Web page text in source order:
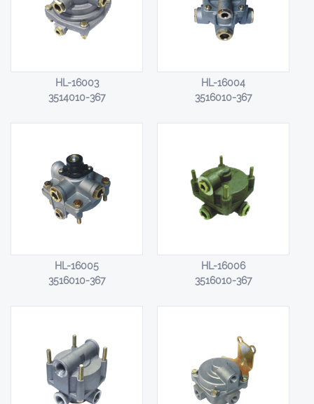
HL-16003
3514010-367
HL-16004
3516010-367
HL-16005
3516010-367
HL-16006
3516010-367